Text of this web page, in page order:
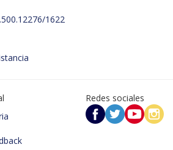
1622
Redes sociales